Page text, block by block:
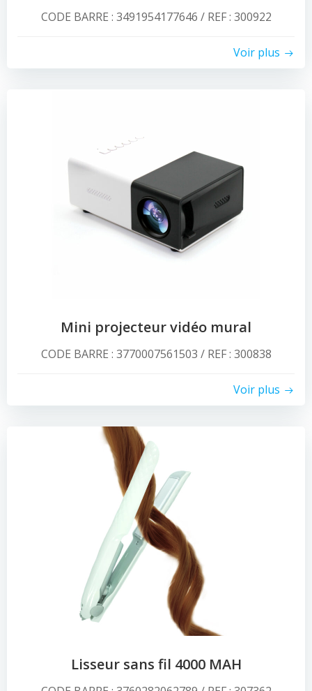
CODE BARRE : 3491954177646 / REF : 300922
Voir plus
Mini projecteur vidéo mural
CODE BARRE : 3770007561503 / REF : 300838
Voir plus
Lisseur sans fil 4000 MAH